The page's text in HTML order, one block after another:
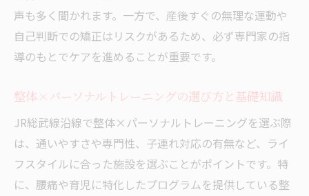
整体×パーソナルトレーニング体験者の声
とよくある疑問
声も多く聞かれます。一方で、産後すぐの無理な運動や
自己判断での矯正はリスクがあるため、必ず専門家の指
導のもとでケアを進めることが重要です。
整体×パーソナルトレーニングの選び方と基礎知識
JR総武線沿線で整体×パーソナルトレーニングを選ぶ際
は、通いやすさや専門性、子連れ対応の有無など、ライ
フスタイルに合った施設を選ぶことがポイントです。特
に、腰痛や育児に特化したプログラムを提供している整